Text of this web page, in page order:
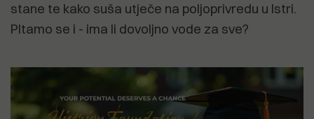
stane te kako suša utječe na poljoprivredu u Istri.
PItamo se i - ima li dovoljno vode za sve?